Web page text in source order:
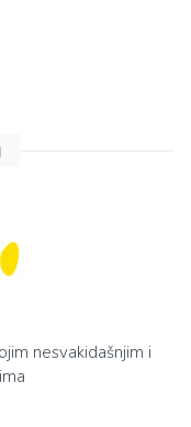
nesvakidašnjim i